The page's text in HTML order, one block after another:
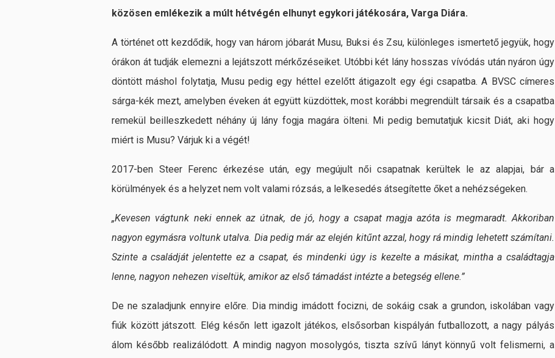
közösen emlékezik a múlt hétvégén elhunyt egykori játékosára, Varga Diára.
A történet ott kezdődik, hogy van három jóbarát Musu, Buksi és Zsu, különleges ismertető jegyük, hogy
órákon át tudják elemezni a lejátszott mérkőzéseiket. Utóbbi két lány hosszas vívódás után nyáron úgy
döntött máshol folytatja, Musu pedig egy héttel ezelőtt átigazolt egy égi csapatba. A BVSC címeres
sárga-kék mezt, amelyben éveken át együtt küzdöttek, most korábbi megrendült társaik és a csapatba
remekül beilleszkedett néhány új lány fogja magára ölteni. Mi pedig bemutatjuk kicsit Diát, aki hogy
miért is Musu? Várjuk ki a végét!
2017-ben Steer Ferenc érkezése után, egy megújult női csapatnak kerültek le az alapjai, bár a
körülmények és a helyzet nem volt valami rózsás, a lelkesedés átsegítette őket a nehézségeken.
„Kevesen vágtunk neki ennek az útnak, de jó, hogy a csapat magja azóta is megmaradt. Akkoriban
nagyon egymásra voltunk utalva. Dia pedig már az elején kitűnt azzal, hogy rá mindig lehetett számítani.
Szinte a családját jelentette ez a csapat, és mindenki úgy is kezelte a másikat, mintha a családtagja
lenne, nagyon nehezen viseltük, amikor az első támadást intézte a betegség ellene.”
De ne szaladjunk ennyire előre. Dia mindig imádott focizni, de sokáig csak a grundon, iskolában vagy
fiúk között játszott. Elég későn lett igazolt játékos, elsősorban kispályán futballozott, a nagy pályás
álom később realizálódott. A mindig nagyon mosolygós, tiszta szívű lányt könnyű volt felismerni, a